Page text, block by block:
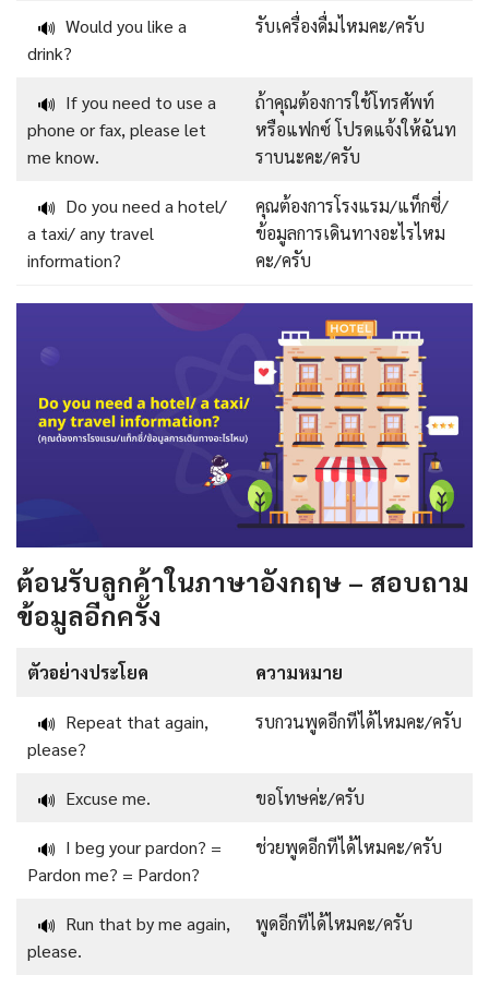
🔊 Would you like a
drink?
รับเครื่องดื่มไหมคะ/ครับ
🔊 If you need to use a
phone or fax, please let
me know.
ถ้าคุณต้องการใช้โทรศัพท์
หรือแฟกซ์ โปรดแจ้งให้ฉันท
ราบนะคะ/ครับ
🔊 Do you need a hotel/
a taxi/ any travel
information?
คุณต้องการโรงแรม/แท็กซี่/
ข้อมูลการเดินทางอะไรไหม
คะ/ครับ
ต้อนรับลูกค้าในภาษาอังกฤษ – สอบถาม
ข้อมูลอีกครั้ง
ตัวอย่างประโยค ความหมาย
🔊 Repeat that again,
please?
รบกวนพูดอีกทีได้ไหมคะ/ครับ
🔊 Excuse me. ขอโทษค่ะ/ครับ
🔊 I beg your pardon? =
Pardon me? = Pardon?
ช่วยพูดอีกทีได้ไหมคะ/ครับ
🔊 Run that by me again,
please.
พูดอีกทีได้ไหมคะ/ครับ